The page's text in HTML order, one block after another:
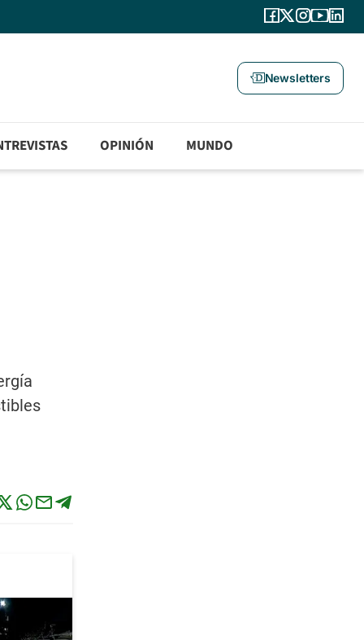
Newsletters
OPINIÓN MUNDO